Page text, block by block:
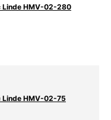
Linde HMV-02-280
Linde HMV-02-75